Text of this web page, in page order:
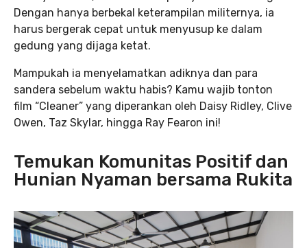
Dengan hanya berbekal keterampilan militernya, ia
harus bergerak cepat untuk menyusup ke dalam
gedung yang dijaga ketat.
Mampukah ia menyelamatkan adiknya dan para
sandera sebelum waktu habis? Kamu wajib tonton
film “Cleaner” yang diperankan oleh Daisy Ridley, Clive
Owen, Taz Skylar, hingga Ray Fearon ini!
Temukan Komunitas Positif dan
Hunian Nyaman bersama Rukita